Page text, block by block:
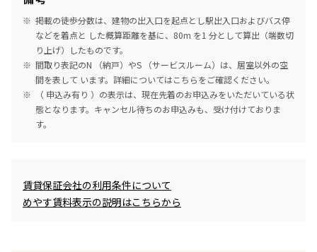
掲載の徒歩分数は、建物の出入口を起点とし駅出入口およびバス停
などを着点と した概算距離を基に、80m を1 分として算出（端数切
り上げ）したものです。
間取り表記のN （納戸）やS （サービスルーム）は、居室以外の空
間を表して います。詳細についてはこちらをご確認ください。
（ 申込み有り ）の表示は、現在先着のお申込みをいただいている状
態となります。キャンセル待ちのお申込みも、受け付けておりま
す。
賃貸保証会社の利用条件について
めやす賃料表示の説明はこちらから